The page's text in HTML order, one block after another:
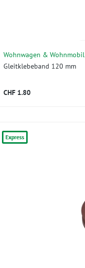
Wohnwagen &
Gleitklebeband 120 mm
CHF 1.80
Express